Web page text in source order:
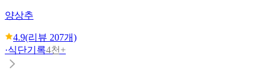
양상추
4.9(리뷰 207개)
·식단기록4천+